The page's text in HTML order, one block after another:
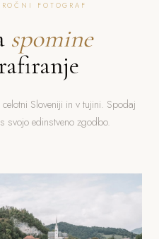
FOTOGRAF
spomine
Sloveniji in v tujini. Spodaj
svojo edinstveno zgodbo.